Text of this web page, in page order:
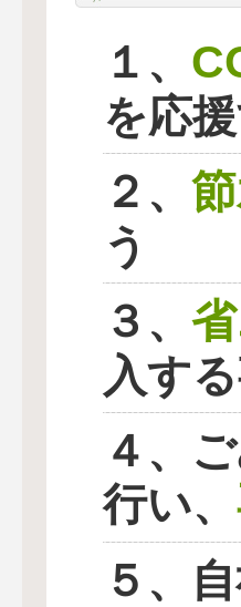
１、
を応
２、
う
３、
入す
４、
行い、
５、